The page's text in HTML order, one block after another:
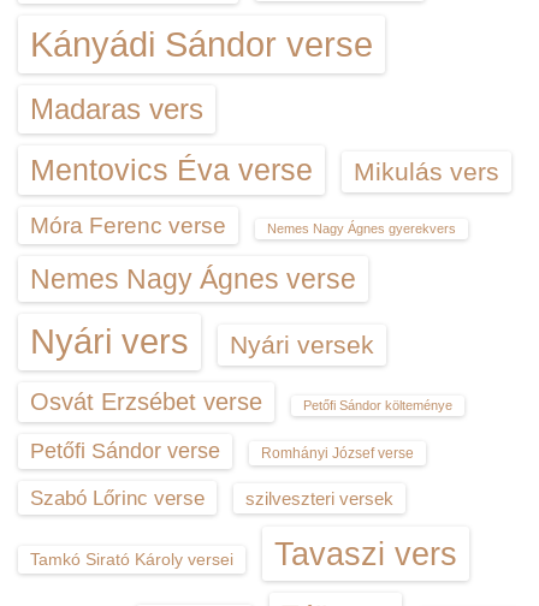
Kányádi Sándor verse
Madaras vers
Mentovics Éva verse Mikulás vers
Móra Ferenc verse Nemes Nagy Ágnes gyerekvers
Nemes Nagy Ágnes verse
Nyári vers Nyári versek
Osvát Erzsébet verse Petőfi Sándor költeménye
Petőfi Sándor verse Romhányi József verse
Szabó Lőrinc verse szilveszteri versek
Tamkó Sirató Károly versei Tavaszi vers